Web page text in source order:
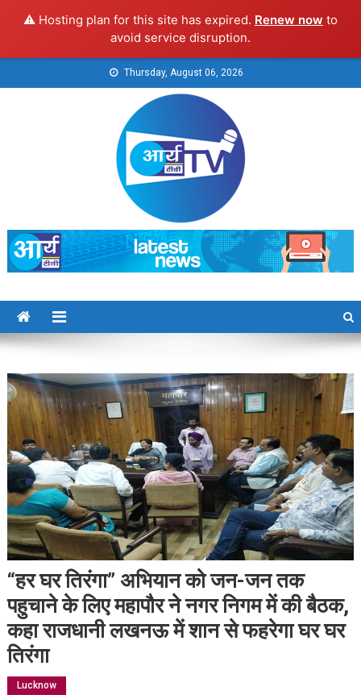
⚠️ Hosting plan for this site has expired. Renew now to
avoid service disruption.
to
Thursday, August 06, 2026
Arya TV
“हर घर तिरंगा” अभियान को जन-जन तक
पहुचाने के लिए महापौर ने नगर निगम में की बैठक,
कहा राजधानी लखनऊ में शान से फहरेगा घर घर
तिरंगा
Lucknow